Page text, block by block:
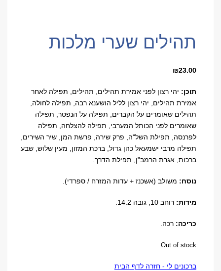
תהילים שערי מלכות
₪23.00
יהי רצון לפני אמירת תהילים, תהילים, תפילה לאחר
אמירת תהילים, יהי רצון לליל הושענא רבה, תפילה לחולה,
תהילים שאומרים על הקברים, תפילה על הנפטר, תפילה
שאומרים לפני הכותל המערבי, תפילה להצלחה, תפילה
לפרנסה, תפילת השל"ה, פרק שירה, פרשת המן, שיר השירים,
תפילה מרבי ישמעאל כהן גדול, ברכת המזון, מעין שלוש, שבע
ברכות, אגרת הרמב"ן, תפילת הדרך .
נוסח:משולב (אשכנז + עדות המזרח / ספרדי).
מידות:רוחב 10, גובה 14.2.
כריכה:רכה.
Out of stock
ברכונים לי - חזרה לדף הבית